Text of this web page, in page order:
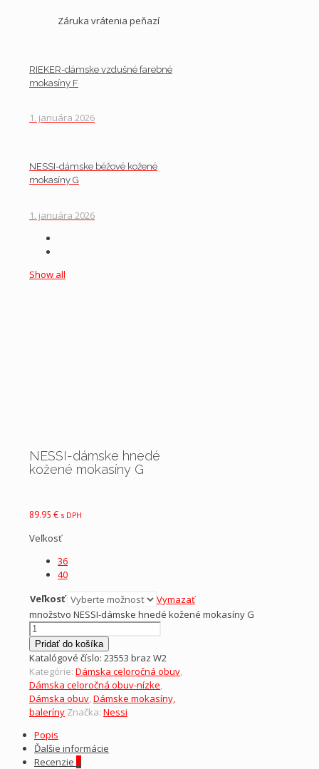
Záruka vrátenia peňazí
RIEKER-dámske vzdušné farebné
mokasíny F
1. januára 2026
NESSI-dámske béžové kožené
mokasíny G
1. januára 2026
Show all
NESSI-dámske hnedé
kožené mokasíny G
89.95 € s DPH
Veľkosť
36
40
Veľkosť
Vymazať
množstvo NESSI-dámske hnedé kožené mokasíny G
Pridať do košíka
Katalógové číslo: 23553 braz W2
Kategórie: Dámska celoročná obuv,
Dámska celoročná obuv-nízke,
Dámska obuv,Dámske mokasíny,
baleríny Značka: Nessi
Popis
Ďalšie informácie
Recenzie 0